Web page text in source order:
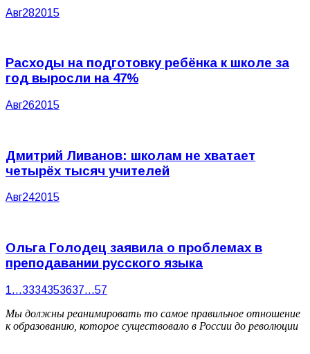
Авг282015
Расходы на подготовку ребёнка к школе за
год выросли на 47%
Авг262015
Дмитрий Ливанов: школам не хватает
четырёх тысяч учителей
Авг242015
Ольга Голодец заявила о проблемах в
преподавании русского языка
1…3334353637…57
Мы должны реанимировать то самое правильное отношение
к образованию, которое существовало в России до революции